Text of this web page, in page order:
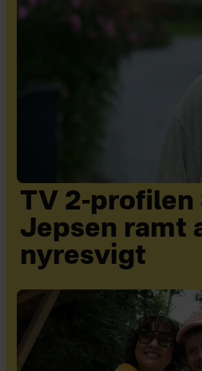
TV 2-profilen
Jepsen ramt
nyresvigt